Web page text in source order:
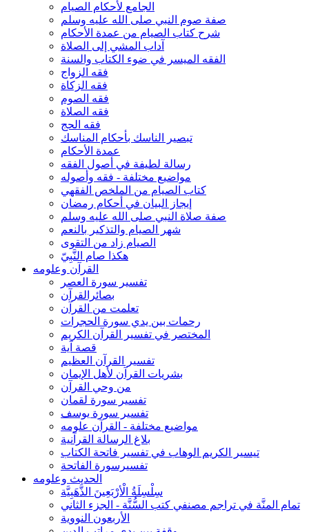
الجامع لأحكام الصيام
صفة صوم النبي صلى الله عليه وسلم
شرح كتاب الصيام من عمدة الأحكام
آداب المشي إلى الصلاة
الفقه الميسر في ضوء الكتاب والسنة
فقه الزواج
فقه الزكاة
فقه الصوم
فقه الصلاة
فقه الحج
تبصير الناسك بأحكام المناسك
عمدة الأحكام
رسالة لطيفة في أصول الفقه
مواضيع مختلفة - فقه وأصوله
كتاب الصيام من الملخص الفقهي
إيجاز البيان في أحكام رمضان
صفة صلاة النبي صلى الله عليه وسلم
شهر الصيام والتذكير بالنعم
الصيام زاد من التقوى
هكذا صام النَّبِيّ
القرآن وعلومه
تفسير سورة العصر
بصائرالقرآن
تعلمت من القرآن
رحمات بين يدي سورة الحجرات
المختصر في تفسير القرآن الكريم
قصة آية
تفسير القرآن العظيم
بشريات القرآن لأهل الإيمان
من وحي القرآن
تفسير سورة لقمان
تفسير سورة يوسف
مواضيع مختلفة - القرآن علومه
بلاغ الرسالة القرآنية
تيسير الكريم الوهاب في تفسير فاتحة الكتاب
تفسيرسورة الفاتحة
الحديث وعلومه
سِلْسِلَةُ الْأرْبَعِينَ الذَّهَبِيَّة
تمام المنَّة في تراجم مصنفي كتب السُّنَّة - الجزء الثاني
الأربعون النووية